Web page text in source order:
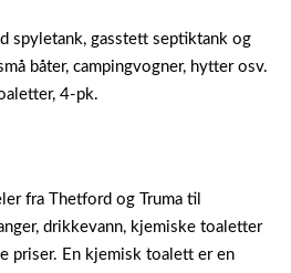
spyletank, gasstett septiktank og
båter, campingvogner, hytter osv.
4-pk.
fra Thetford og Truma til
drikkevann, kjemiske toaletter
priser. En kjemisk toalett er en